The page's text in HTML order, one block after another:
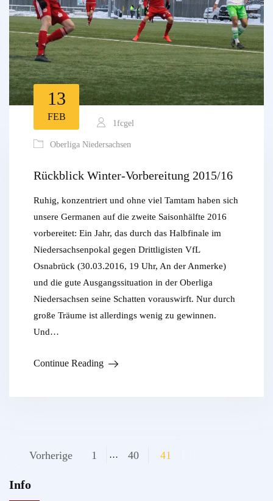
13
FEB
1fcgel
Oberliga Niedersachsen
Rückblick Winter-Vorbereitung 2015/16
Ruhig, konzentriert und ohne viel Tamtam haben sich
unsere Germanen auf die zweite Saisonhälfte 2016
vorbereitet: Ein Jahr, das durch das Halbfinale im
Niedersachsenpokal gegen Drittligisten VfL
Osnabrück (30.03.2016, 19 Uhr, An der Anmerke)
und die gute Ausgangssituation in der Oberliga
Niedersachsen seine Schatten vorauswirft. Nur durch
große Träume ist allerdings wenig zu gewinnen.
Und…
Continue Reading
Beitragsnavigation
Vorherige 1 … 40 41
Info